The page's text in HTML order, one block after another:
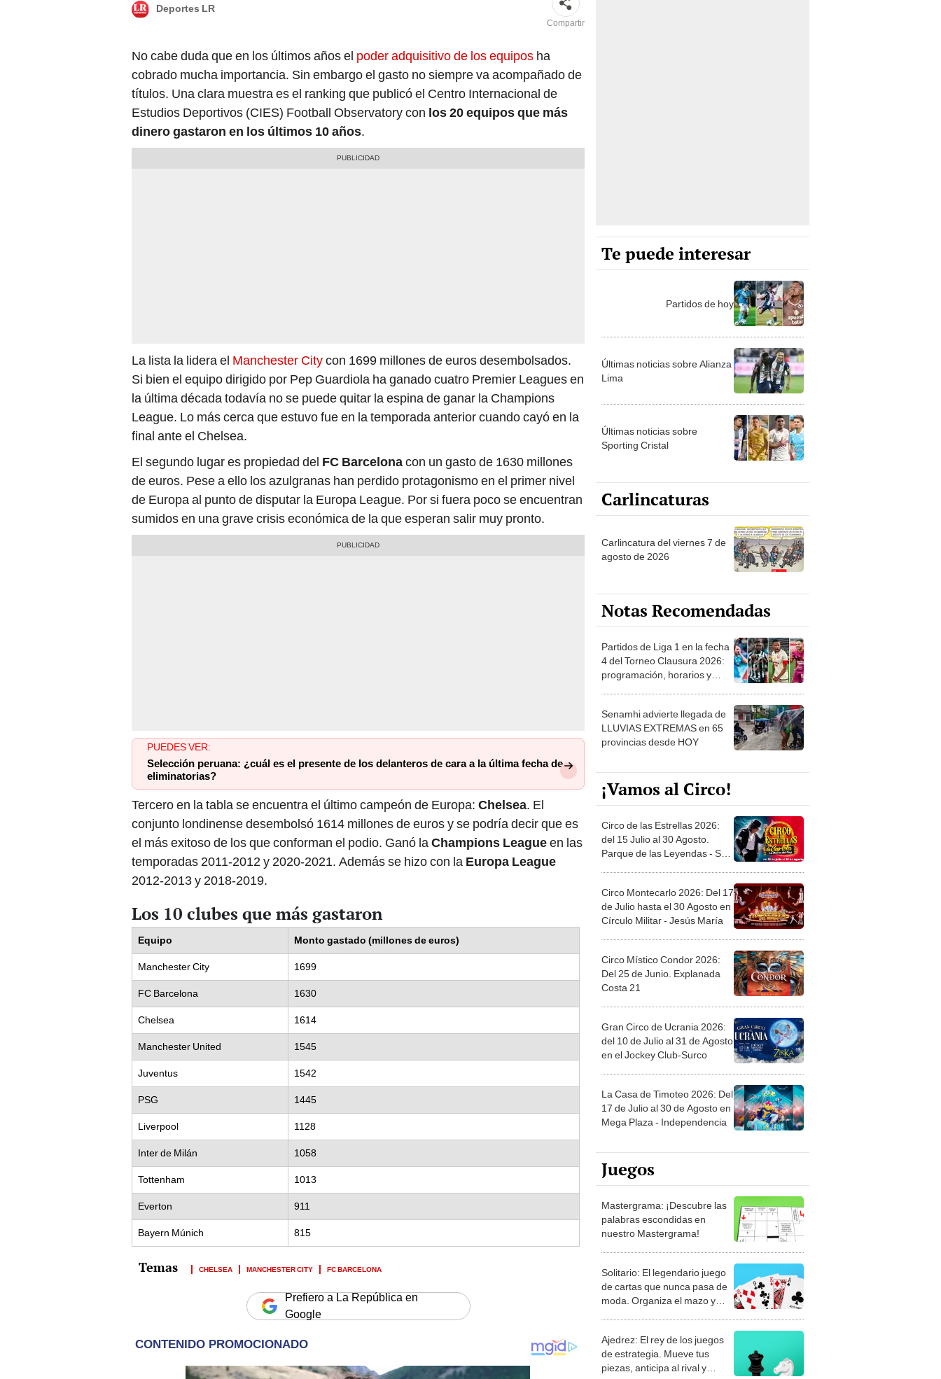
Deportes LR
Compartir
No cabe duda que en los últimos años el poder adquisitivo de los equipos ha
cobrado mucha importancia. Sin embargo el gasto no siempre va acompañado de
títulos. Una clara muestra es el ranking que publicó el Centro Internacional de
Estudios Deportivos (CIES) Football Observatory con los 20 equipos que más
dinero gastaron en los últimos 10 años.
La lista la lidera el Manchester Citycon 1699 millones de euros desembolsados.
Si bien el equipo dirigido por Pep Guardiola ha ganado cuatro Premier Leagues en
la última década todavía no se puede quitar la espina de ganar la Champions
League. Lo más cerca que estuvo fue en la temporada anterior cuando cayó en la
final ante el Chelsea.
El segundo lugar es propiedad del FC Barcelonacon un gasto de 1630 millones
de euros. Pese a ello los azulgranas han perdido protagonismo en el primer nivel
de Europa al punto de disputar la Europa League. Por si fuera poco se encuentran
sumidos en una grave crisis económica de la que esperan salir muy pronto.
PUEDES VER:
Selección peruana: ¿cuál es el presente de los delanteros de cara a la última fecha de
eliminatorias?
Tercero en la tabla se encuentra el último campeón de Europa: Chelsea. El
conjunto londinense desembolsó 1614 millones de euros y se podría decir que es
el más exitoso de los que conforman el podio. Ganó laChampions Leagueen las
temporadas 2011-2012 y 2020-2021. Además se hizo con la Europa League
2012-2013 y 2018-2019.
Los 10 clubes que más gastaron
Equipo Monto gastado (millones de euros)
Manchester City 1699
FC Barcelona 1630
Chelsea 1614
Manchester United 1545
Juventus 1542
PSG 1445
Liverpool 1128
Inter de Milán 1058
Tottenham 1013
Everton 911
Bayern Múnich 815
CHELSEA MANCHESTER CITY FC BARCELONA
Prefiero a La República en
Google
Te puede interesar
Partidos de hoy
Últimas noticias sobre Alianza
Lima
Últimas noticias sobre
Sporting Cristal
Carlincaturas
Carlincatura del viernes 7 de
agosto de 2026
Notas Recomendadas
Partidos de Liga 1 en la fecha
4 del Torneo Clausura 2026:
programación, horarios y
Senamhi advierte llegada de
LLUVIAS EXTREMAS en 65
provincias desde HOY
¡Vamos al Circo!
Circo de las Estrellas 2026:
del 15 Julio al 30 Agosto.
Parque de las Leyendas - San
Circo Montecarlo 2026: Del 17
de Julio hasta el 30 Agosto en
Círculo Militar - Jesús María
Circo Místico Condor 2026:
Del 25 de Junio. Explanada
Costa 21
Gran Circo de Ucrania 2026:
del 10 de Julio al 31 de Agosto
en el Jockey Club-Surco
La Casa de Timoteo 2026: Del
17 de Julio al 30 de Agosto en
Mega Plaza - Independencia
Juegos
Mastergrama: ¡Descubre las
palabras escondidas en
nuestro Mastergrama!
Solitario: El legendario juego
de cartas que nunca pasa de
moda. Organiza el mazo y
Ajedrez: El rey de los juegos
de estrategia. Mueve tus
piezas, anticipa al rival y